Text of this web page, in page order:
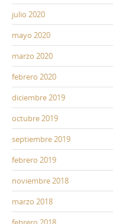
julio 2020
mayo 2020
marzo 2020
febrero 2020
diciembre 2019
octubre 2019
septiembre 2019
febrero 2019
noviembre 2018
marzo 2018